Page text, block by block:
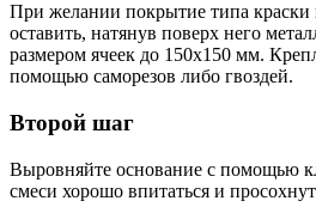
При желании покрытие типа
оставить, натянув поверх него
размером ячеек до 150х150 мм.
помощью саморезов либо гвоздей.
Второй шаг
Выровняйте основание с помощью
смеси хорошо впитаться и